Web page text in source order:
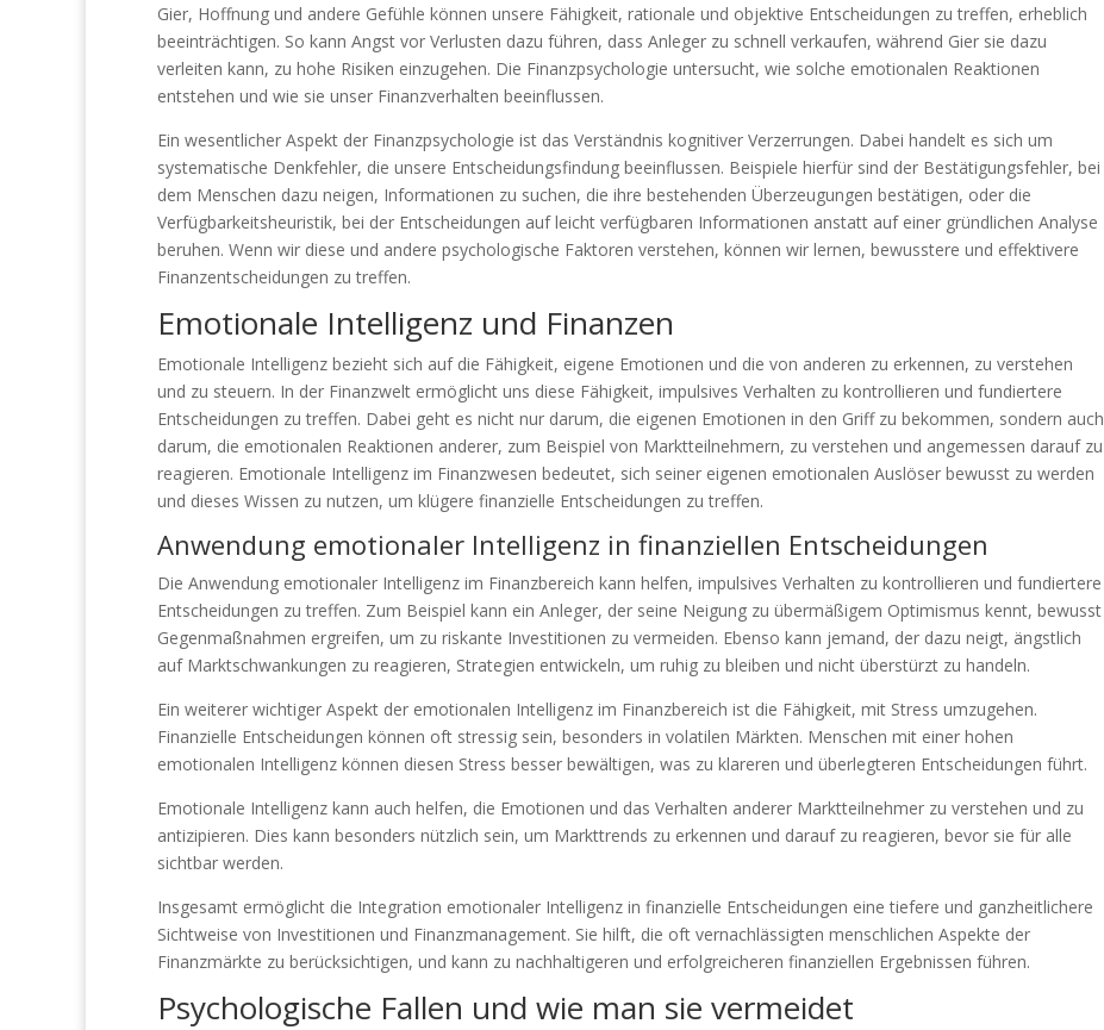
Gier, Hoffnung und andere Gefühle können unsere Fähigkeit, rationale und objektive Entscheidungen zu treffen, erheblich
beeinträchtigen. So kann Angst vor Verlusten dazu führen, dass Anleger zu schnell verkaufen, während Gier sie dazu
verleiten kann, zu hohe Risiken einzugehen. Die Finanzpsychologie untersucht, wie solche emotionalen Reaktionen
entstehen und wie sie unser Finanzverhalten beeinflussen.
Ein wesentlicher Aspekt der Finanzpsychologie ist das Verständnis kognitiver Verzerrungen. Dabei handelt es sich um
systematische Denkfehler, die unsere Entscheidungsfindung beeinflussen. Beispiele hierfür sind der Bestätigungsfehler, bei
dem Menschen dazu neigen, Informationen zu suchen, die ihre bestehenden Überzeugungen bestätigen, oder die
Verfügbarkeitsheuristik, bei der Entscheidungen auf leicht verfügbaren Informationen anstatt auf einer gründlichen Analyse
beruhen. Wenn wir diese und andere psychologische Faktoren verstehen, können wir lernen, bewusstere und effektivere
Finanzentscheidungen zu treffen.
Emotionale Intelligenz und Finanzen
Emotionale Intelligenz bezieht sich auf die Fähigkeit, eigene Emotionen und die von anderen zu erkennen, zu verstehen
und zu steuern. In der Finanzwelt ermöglicht uns diese Fähigkeit, impulsives Verhalten zu kontrollieren und fundiertere
Entscheidungen zu treffen. Dabei geht es nicht nur darum, die eigenen Emotionen in den Griff zu bekommen, sondern auch
darum, die emotionalen Reaktionen anderer, zum Beispiel von Marktteilnehmern, zu verstehen und angemessen darauf zu
reagieren. Emotionale Intelligenz im Finanzwesen bedeutet, sich seiner eigenen emotionalen Auslöser bewusst zu werden
und dieses Wissen zu nutzen, um klügere finanzielle Entscheidungen zu treffen.
Anwendung emotionaler Intelligenz in finanziellen Entscheidungen
Die Anwendung emotionaler Intelligenz im Finanzbereich kann helfen, impulsives Verhalten zu kontrollieren und fundiertere
Entscheidungen zu treffen. Zum Beispiel kann ein Anleger, der seine Neigung zu übermäßigem Optimismus kennt, bewusst
Gegenmaßnahmen ergreifen, um zu riskante Investitionen zu vermeiden. Ebenso kann jemand, der dazu neigt, ängstlich
auf Marktschwankungen zu reagieren, Strategien entwickeln, um ruhig zu bleiben und nicht überstürzt zu handeln.
Ein weiterer wichtiger Aspekt der emotionalen Intelligenz im Finanzbereich ist die Fähigkeit, mit Stress umzugehen.
Finanzielle Entscheidungen können oft stressig sein, besonders in volatilen Märkten. Menschen mit einer hohen
emotionalen Intelligenz können diesen Stress besser bewältigen, was zu klareren und überlegteren Entscheidungen führt.
Emotionale Intelligenz kann auch helfen, die Emotionen und das Verhalten anderer Marktteilnehmer zu verstehen und zu
antizipieren. Dies kann besonders nützlich sein, um Markttrends zu erkennen und darauf zu reagieren, bevor sie für alle
sichtbar werden.
Insgesamt ermöglicht die Integration emotionaler Intelligenz in finanzielle Entscheidungen eine tiefere und ganzheitlichere
Sichtweise von Investitionen und Finanzmanagement. Sie hilft, die oft vernachlässigten menschlichen Aspekte der
Finanzmärkte zu berücksichtigen, und kann zu nachhaltigeren und erfolgreicheren finanziellen Ergebnissen führen.
Psychologische Fallen und wie man sie vermeidet